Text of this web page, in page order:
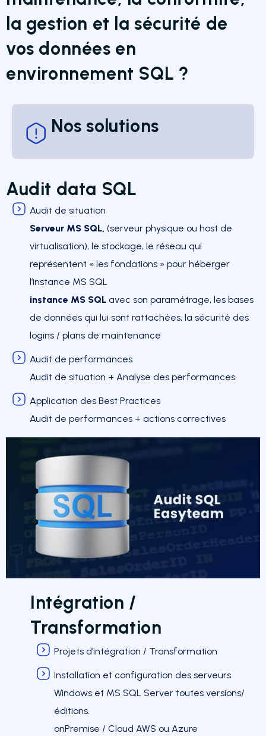
la gestion et la sécurité de
vos données en
environnement SQL ?
Nos solutions
Audit data SQL
Audit de situation
Serveur MS SQL, (serveur physique ou host de
virtualisation), le stockage, le réseau qui
représentent « les fondations » pour héberger
l’instance MS SQL
instance MS SQL avec son paramétrage, les bases
de données qui lui sont rattachées, la sécurité des
logins / plans de maintenance
Audit de performances
Audit de situation + Analyse des performances
Application des Best Practices
Audit de performances + actions correctives
Intégration /
Transformation
Projets d’intégration / Transformation
Installation et configuration des serveurs
Windows et MS SQL Server toutes versions/
éditions.
onPremise / Cloud AWS ou Azure